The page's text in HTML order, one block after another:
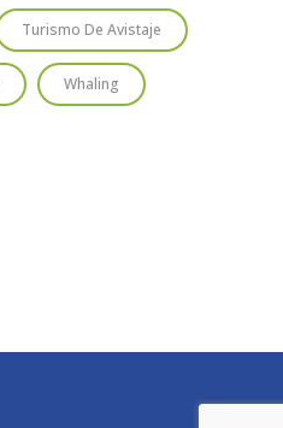
Turismo De Avistaje
Whaling